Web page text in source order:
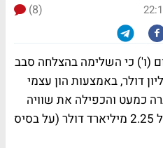
(8)
(ו') כי השלימה בהצלחה סבב
בהיקף של 200 מיליון דולר, באמצעות הון עצמי
כמעט והכפילה את שוויה
מסבב הגיוס האחרון לשווי של 2.25 מיליארד דולר (על בסיס